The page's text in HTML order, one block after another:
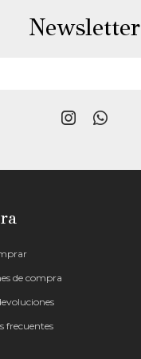
de compra
frecuentes
Newsletter
 